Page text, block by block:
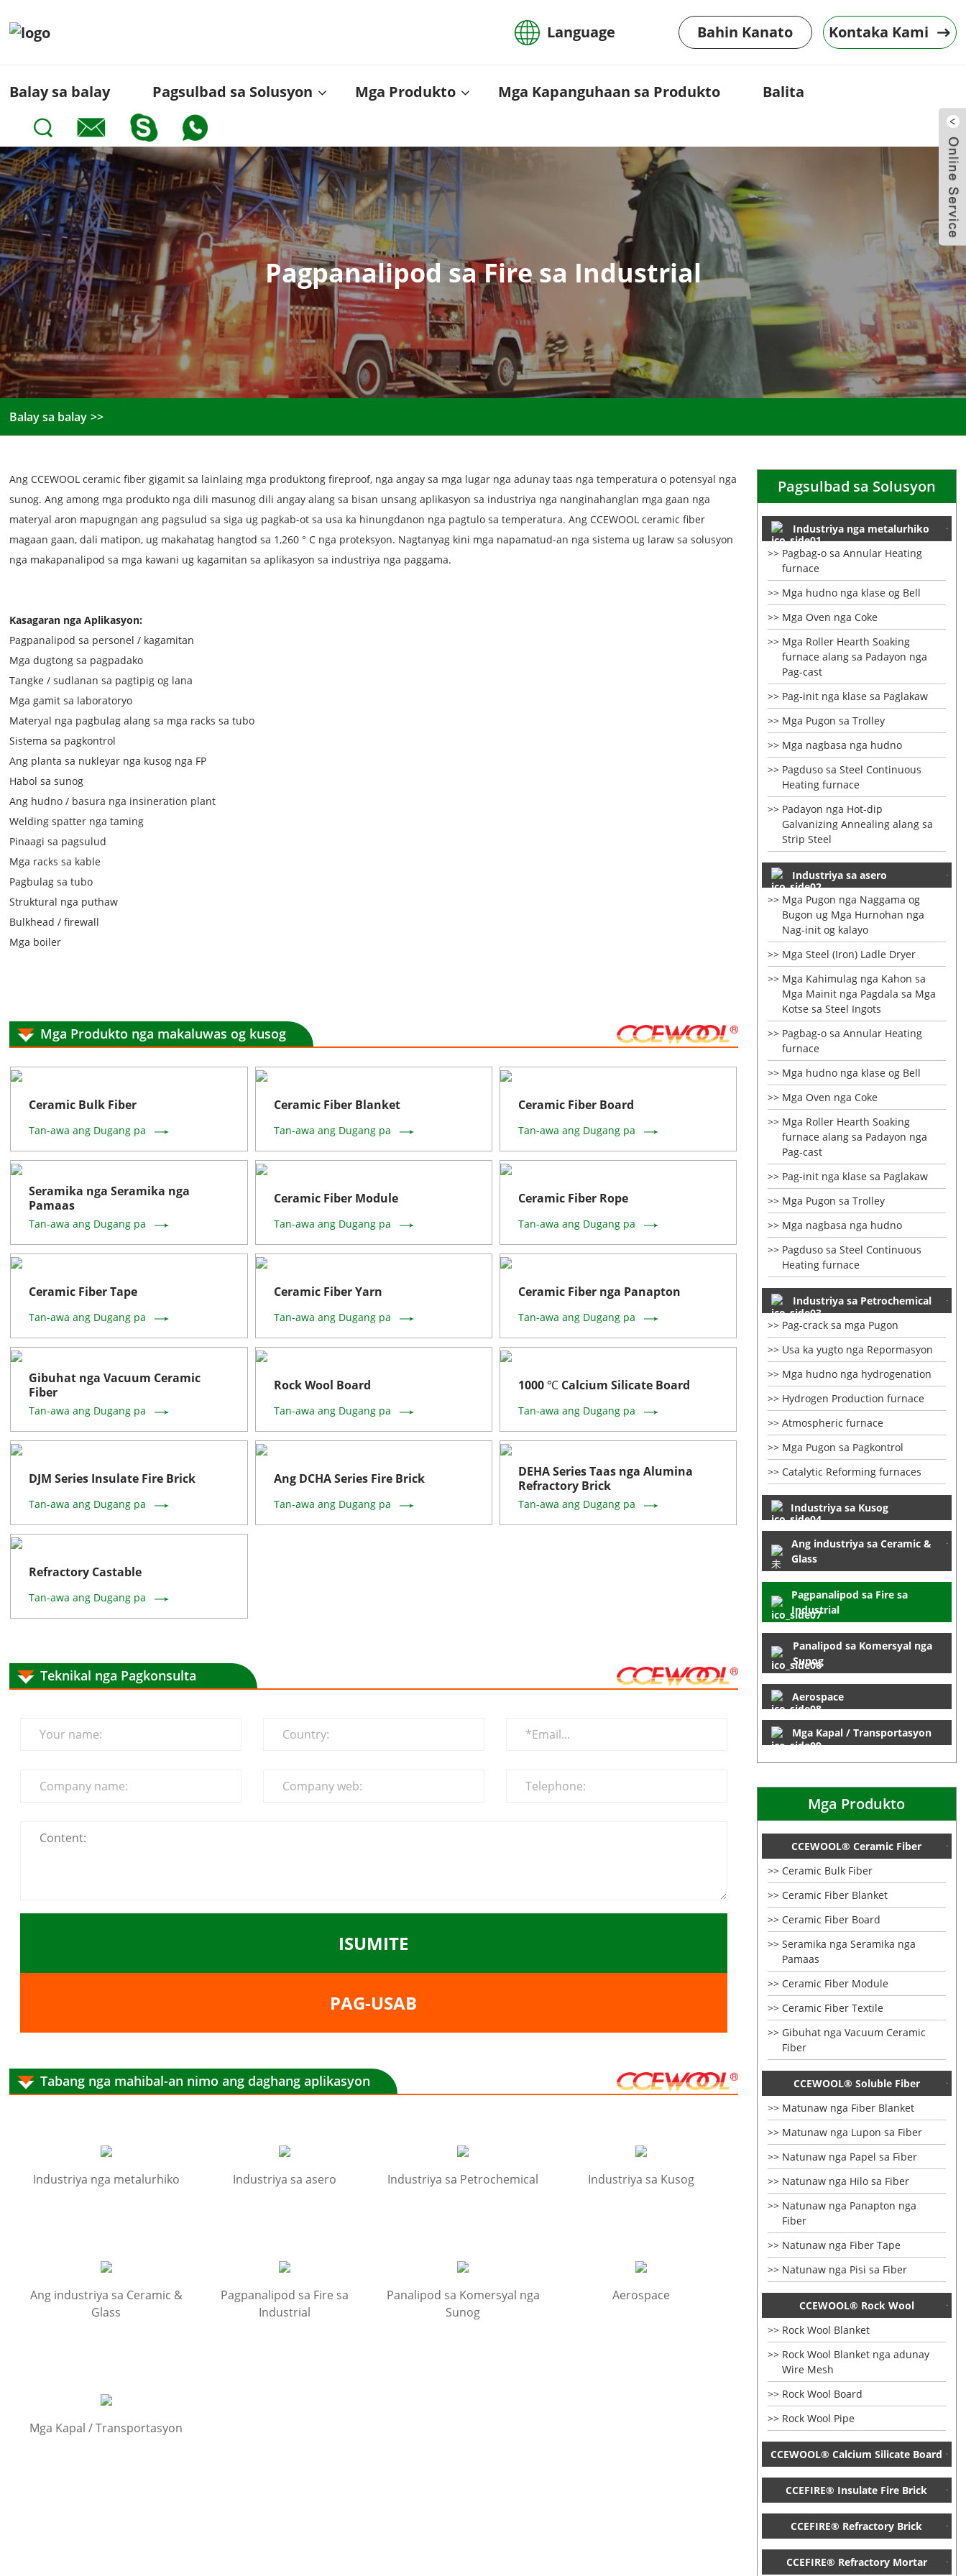
Language Bahin Kanato Kontaka Kami
Balay sa balay Pagsulbad sa Solusyon Mga Produkto Mga Kapanguhaan sa Produkto Balita
Pagpanalipod sa Fire sa Industrial
Balay sa balay
Pagsulbad sa Solusyon
Industriya nga metalurhiko
Pagbag-o sa Annular Heating
furnace
Mga hudno nga klase og Bell
Mga Oven nga Coke
Mga Roller Hearth Soaking
furnace alang sa Padayon nga
Pag-cast
Pag-init nga klase sa Paglakaw
Mga Pugon sa Trolley
Mga nagbasa nga hudno
Pagduso sa Steel Continuous
Heating furnace
Padayon nga Hot-dip
Galvanizing Annealing alang sa
Strip Steel
Industriya sa asero
Mga Pugon nga Naggama og
Bugon ug Mga Hurnohan nga
Nag-init og kalayo
Mga Steel (Iron) Ladle Dryer
Mga Kahimulag nga Kahon sa
Mga Mainit nga Pagdala sa Mga
Kotse sa Steel Ingots
Pagbag-o sa Annular Heating
furnace
Mga hudno nga klase og Bell
Mga Oven nga Coke
Mga Roller Hearth Soaking
furnace alang sa Padayon nga
Pag-cast
Pag-init nga klase sa Paglakaw
Mga Pugon sa Trolley
Mga nagbasa nga hudno
Pagduso sa Steel Continuous
Heating furnace
Industriya sa Petrochemical
Pag-crack sa mga Pugon
Usa ka yugto nga Repormasyon
Mga hudno nga hydrogenation
Hydrogen Production furnace
Atmospheric furnace
Mga Pugon sa Pagkontrol
Catalytic Reforming furnaces
Industriya sa Kusog
Ang industriya sa Ceramic &
Glass
Pagpanalipod sa Fire sa
Industrial
Panalipod sa Komersyal nga
Sunog
Aerospace
Mga Kapal / Transportasyon
Mga Produkto
CCEWOOL® Ceramic Fiber
Ceramic Bulk Fiber
Ceramic Fiber Blanket
Ceramic Fiber Board
Seramika nga Seramika nga
Pamaas
Ceramic Fiber Module
Ceramic Fiber Textile
Gibuhat nga Vacuum Ceramic
Fiber
CCEWOOL® Soluble Fiber
Matunaw nga Fiber Blanket
Matunaw nga Lupon sa Fiber
Natunaw nga Papel sa Fiber
Natunaw nga Hilo sa Fiber
Natunaw nga Panapton nga
Fiber
Natunaw nga Fiber Tape
Natunaw nga Pisi sa Fiber
CCEWOOL® Rock Wool
Rock Wool Blanket
Rock Wool Blanket nga adunay
Wire Mesh
Rock Wool Board
Rock Wool Pipe
CCEWOOL® Calcium Silicate Board
CCEFIRE® Insulate Fire Brick
CCEFIRE® Refractory Brick
CCEFIRE® Refractory Mortar
Ang CCEWOOL ceramic fiber gigamit sa lainlaing mga produktong fireproof, nga angay sa mga lugar nga adunay taas nga temperatura o potensyal nga
sunog. Ang among mga produkto nga dili masunog dili angay alang sa bisan unsang aplikasyon sa industriya nga nanginahanglan mga gaan nga
materyal aron mapugngan ang pagsulud sa siga ug pagkab-ot sa usa ka hinungdanon nga pagtulo sa temperatura. Ang CCEWOOL ceramic fiber
magaan gaan, dali matipon, ug makahatag hangtod sa 1,260 ° C nga proteksyon. Nagtanyag kini mga napamatud-an nga sistema ug laraw sa solusyon
nga makapanalipod sa mga kawani ug kagamitan sa aplikasyon sa industriya nga paggama.
Kasagaran nga Aplikasyon:
Pagpanalipod sa personel / kagamitan
Mga dugtong sa pagpadako
Tangke / sudlanan sa pagtipig og lana
Mga gamit sa laboratoryo
Materyal nga pagbulag alang sa mga racks sa tubo
Sistema sa pagkontrol
Ang planta sa nukleyar nga kusog nga FP
Habol sa sunog
Ang hudno / basura nga insineration plant
Welding spatter nga taming
Pinaagi sa pagsulud
Mga racks sa kable
Pagbulag sa tubo
Struktural nga puthaw
Bulkhead / firewall
Mga boiler
Mga Produkto nga makaluwas og kusog
Ceramic Bulk Fiber
Tan-awa ang Dugang pa
Ceramic Fiber Blanket
Tan-awa ang Dugang pa
Ceramic Fiber Board
Tan-awa ang Dugang pa
Seramika nga Seramika nga
Pamaas
Tan-awa ang Dugang pa
Ceramic Fiber Module
Tan-awa ang Dugang pa
Ceramic Fiber Rope
Tan-awa ang Dugang pa
Ceramic Fiber Tape
Tan-awa ang Dugang pa
Ceramic Fiber Yarn
Tan-awa ang Dugang pa
Ceramic Fiber nga Panapton
Tan-awa ang Dugang pa
Gibuhat nga Vacuum Ceramic
Fiber
Tan-awa ang Dugang pa
Rock Wool Board
Tan-awa ang Dugang pa
1000 ℃ Calcium Silicate Board
Tan-awa ang Dugang pa
DJM Series Insulate Fire Brick
Tan-awa ang Dugang pa
Ang DCHA Series Fire Brick
Tan-awa ang Dugang pa
DEHA Series Taas nga Alumina
Refractory Brick
Tan-awa ang Dugang pa
Refractory Castable
Tan-awa ang Dugang pa
Teknikal nga Pagkonsulta
ISUMITE
PAG-USAB
Tabang nga mahibal-an nimo ang daghang aplikasyon
Industriya nga metalurhiko Industriya sa asero Industriya sa Petrochemical Industriya sa Kusog
Ang industriya sa Ceramic &
Glass
Pagpanalipod sa Fire sa
Industrial
Panalipod sa Komersyal nga
Sunog
Aerospace
Mga Kapal / Transportasyon